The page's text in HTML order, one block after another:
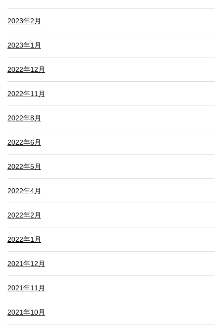
2023年2月
2023年1月
2022年12月
2022年11月
2022年8月
2022年6月
2022年5月
2022年4月
2022年2月
2022年1月
2021年12月
2021年11月
2021年10月